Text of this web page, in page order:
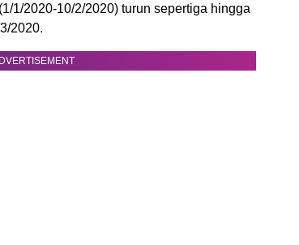
1/2020-10/2/2020) turun sepertiga hingga
2020.